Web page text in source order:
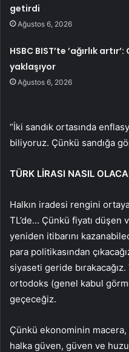
getirdi
Ağustos 6, 2026
HSBC BIST’te ’ağırlık
yaklaşıyor
Ağustos 6, 2026
“İki sandık ortasında
biliyoruz. Çünkü sandığa
TÜRK LİRASI NASIL
Halkın iradesi rengini
TL’de… Çünkü fiyatı düşen
yeniden itibarını
para politikasından
siyaseti geride
ortodoks (genel kabul
geçeceğiz.
Çünkü ekonominin
halka güven, güven ve